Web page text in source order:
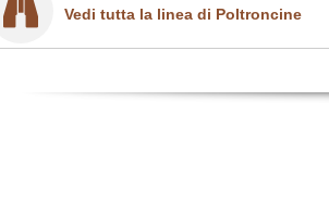
Vedi tutta la linea di Poltroncine